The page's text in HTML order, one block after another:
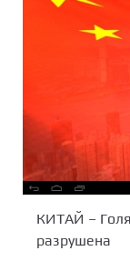
КИТАЙ –
разрушена